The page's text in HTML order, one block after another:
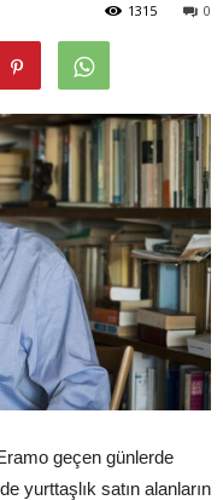
0
1315
geçen günlerde
yurttaşlık satın alanların